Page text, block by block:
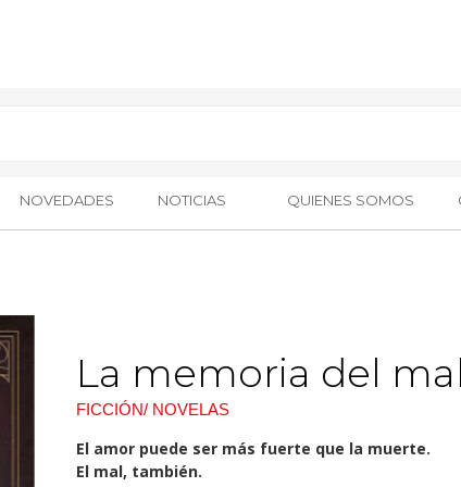
NOVEDADES NOTICIAS QUIENES SOMOS
La memoria del mal
FICCIÓN/ NOVELAS
El amor puede ser más fuerte que la muerte.
El mal, también.